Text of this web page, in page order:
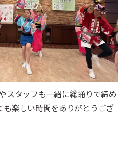
スタッフも一緒に総踊りで締め
も楽しい時間をありがとうござ